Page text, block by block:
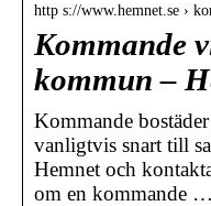
http s://www.hemnet.se ›
Kommande
kommun –
Kommande
vanligtvis snart till
Hemnet och
om en kommande …